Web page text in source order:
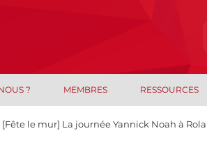
? MEMBRES RESSOURCES
[Fête le mur] La journée Yannick Noah à